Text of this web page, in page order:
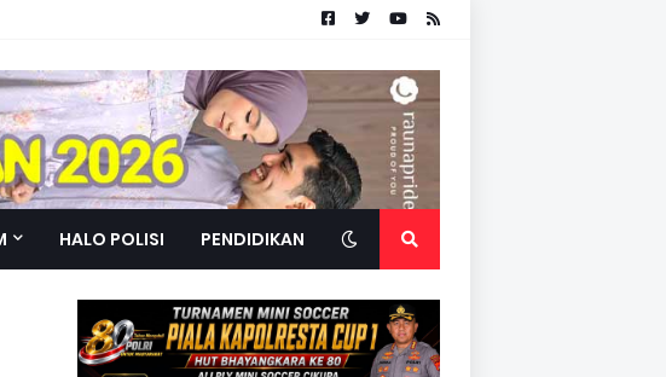
HALO POLISI PENDIDIKAN